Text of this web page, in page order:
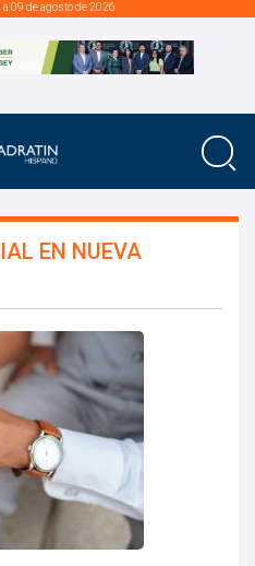
a 09 de agosto de 2026
EN NUEVA